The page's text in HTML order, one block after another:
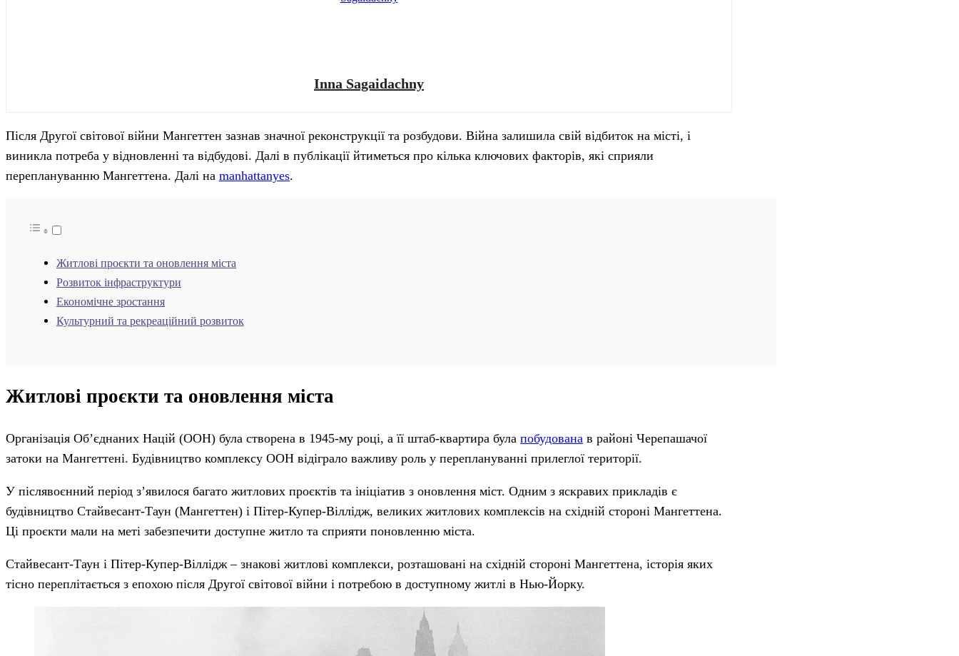
Inna Sagaidachny
Після Другої світової війни Мангеттен зазнав значної реконструкції та розбудови. Війна залишила свій відбиток на місті, і
виникла потреба у відновленні та відбудові. Далі в публікації йтиметься про кілька ключових факторів, які сприяли
переплануванню Мангеттена. Далі на manhattanyes.
Житлові проєкти та оновлення міста
Розвиток інфраструктури
Економічне зростання
Культурний та рекреаційний розвиток
Житлові проєкти та оновлення міста
Організація Об’єднаних Націй (ООН) була створена в 1945-му році, а її штаб-квартира була побудована в районі Черепашачої
затоки на Мангеттені. Будівництво комплексу ООН відіграло важливу роль у переплануванні прилеглої території.
У післявоєнний період з’явилося багато житлових проєктів та ініціатив з оновлення міст. Одним з яскравих прикладів є
будівництво Стайвесант-Таун (Мангеттен) і Пітер-Купер-Віллідж, великих житлових комплексів на східній стороні Мангеттена.
Ці проєкти мали на меті забезпечити доступне житло та сприяти поновленню міста.
Стайвесант-Таун і Пітер-Купер-Віллідж – знакові житлові комплекси, розташовані на східній стороні Мангеттена, історія яких
тісно переплітається з епохою після Другої світової війни і потребою в доступному житлі в Нью-Йорку.